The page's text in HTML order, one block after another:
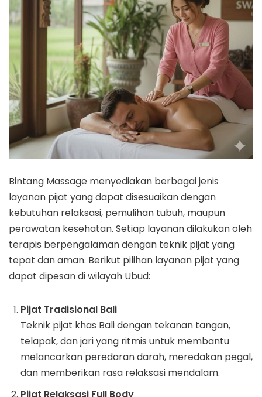
Bintang Massage menyediakan berbagai jenis
layanan pijat yang dapat disesuaikan dengan
kebutuhan relaksasi, pemulihan tubuh, maupun
perawatan kesehatan. Setiap layanan dilakukan oleh
terapis berpengalaman dengan teknik pijat yang
tepat dan aman. Berikut pilihan layanan pijat yang
dapat dipesan di wilayah Ubud:
Pijat Tradisional Bali
Teknik pijat khas Bali dengan tekanan tangan,
telapak, dan jari yang ritmis untuk membantu
melancarkan peredaran darah, meredakan pegal,
dan memberikan rasa relaksasi mendalam.